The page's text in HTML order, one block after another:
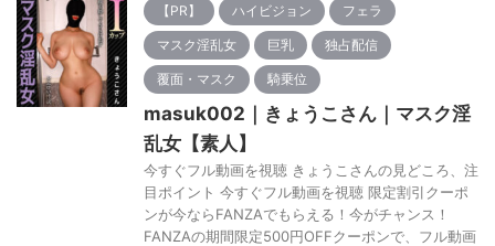
【PR】 ハイビジョン フェラ
マスク淫乱女 巨乳 独占配信
覆面・マスク 騎乗位
masuk002｜きょうこさん｜マスク淫
乱女【素人】
今すぐフル動画を視聴 きょうこさんの見どころ、注
目ポイント 今すぐフル動画を視聴 限定割引クーポ
ンが今ならFANZAでもらえる！今がチャンス！
FANZAの期間限定500円OFFクーポンで、フル動画